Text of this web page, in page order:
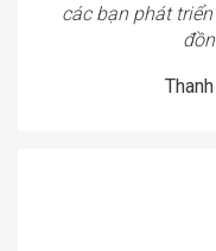
các bạn phát